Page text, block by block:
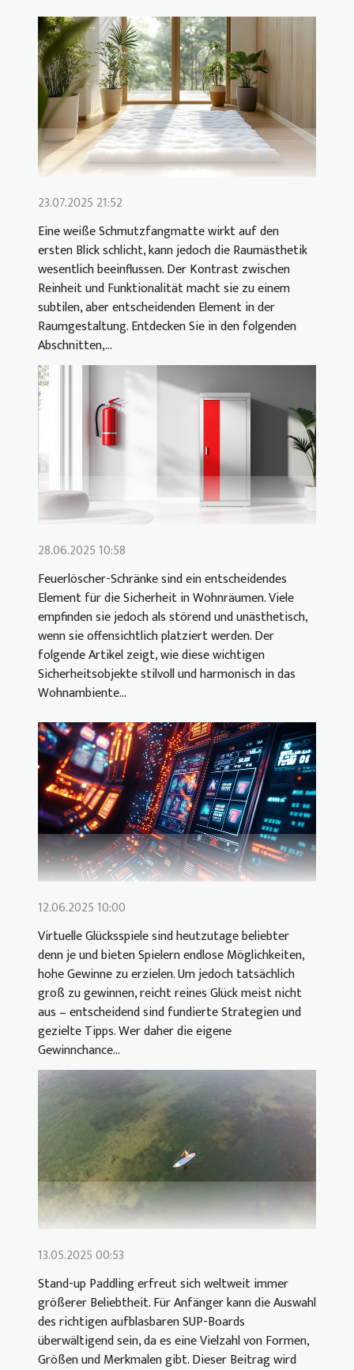
23.07.2025 21:52
Eine weiße Schmutzfangmatte wirkt auf den
ersten Blick schlicht, kann jedoch die Raumästhetik
wesentlich beeinflussen. Der Kontrast zwischen
Reinheit und Funktionalität macht sie zu einem
subtilen, aber entscheidenden Element in der
Raumgestaltung. Entdecken Sie in den folgenden
Abschnitten,...
28.06.2025 10:58
Feuerlöscher-Schränke sind ein entscheidendes
Element für die Sicherheit in Wohnräumen. Viele
empfinden sie jedoch als störend und unästhetisch,
wenn sie offensichtlich platziert werden. Der
folgende Artikel zeigt, wie diese wichtigen
Sicherheitsobjekte stilvoll und harmonisch in das
Wohnambiente...
12.06.2025 10:00
Virtuelle Glücksspiele sind heutzutage beliebter
denn je und bieten Spielern endlose Möglichkeiten,
hohe Gewinne zu erzielen. Um jedoch tatsächlich
groß zu gewinnen, reicht reines Glück meist nicht
aus – entscheidend sind fundierte Strategien und
gezielte Tipps. Wer daher die eigene
Gewinnchance...
13.05.2025 00:53
Stand-up Paddling erfreut sich weltweit immer
größerer Beliebtheit. Für Anfänger kann die Auswahl
des richtigen aufblasbaren SUP-Boards
überwältigend sein, da es eine Vielzahl von Formen,
Größen und Merkmalen gibt. Dieser Beitrag wird